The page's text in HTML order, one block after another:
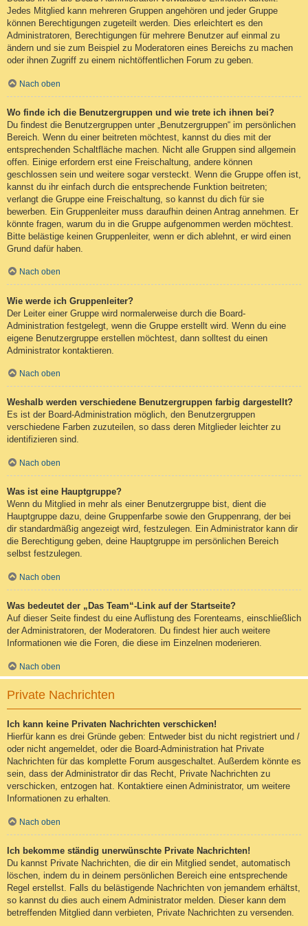
Jedes Mitglied kann mehreren Gruppen angehören und jeder Gruppe
können Berechtigungen zugeteilt werden. Dies erleichtert es den
Administratoren, Berechtigungen für mehrere Benutzer auf einmal zu
ändern und sie zum Beispiel zu Moderatoren eines Bereichs zu machen
oder ihnen Zugriff zu einem nichtöffentlichen Forum zu geben.
Nach oben
Wo finde ich die Benutzergruppen und wie trete ich ihnen bei?
Du findest die Benutzergruppen unter „Benutzergruppen“ im persönlichen
Bereich. Wenn du einer beitreten möchtest, kannst du dies mit der
entsprechenden Schaltfläche machen. Nicht alle Gruppen sind allgemein
offen. Einige erfordern erst eine Freischaltung, andere können
geschlossen sein und weitere sogar versteckt. Wenn die Gruppe offen ist,
kannst du ihr einfach durch die entsprechende Funktion beitreten;
verlangt die Gruppe eine Freischaltung, so kannst du dich für sie
bewerben. Ein Gruppenleiter muss daraufhin deinen Antrag annehmen. Er
könnte fragen, warum du in die Gruppe aufgenommen werden möchtest.
Bitte belästige keinen Gruppenleiter, wenn er dich ablehnt, er wird einen
Grund dafür haben.
Nach oben
Wie werde ich Gruppenleiter?
Der Leiter einer Gruppe wird normalerweise durch die Board-
Administration festgelegt, wenn die Gruppe erstellt wird. Wenn du eine
eigene Benutzergruppe erstellen möchtest, dann solltest du einen
Administrator kontaktieren.
Nach oben
Weshalb werden verschiedene Benutzergruppen farbig dargestellt?
Es ist der Board-Administration möglich, den Benutzergruppen
verschiedene Farben zuzuteilen, so dass deren Mitglieder leichter zu
identifizieren sind.
Nach oben
Was ist eine Hauptgruppe?
Wenn du Mitglied in mehr als einer Benutzergruppe bist, dient die
Hauptgruppe dazu, deine Gruppenfarbe sowie den Gruppenrang, der bei
dir standardmäßig angezeigt wird, festzulegen. Ein Administrator kann dir
die Berechtigung geben, deine Hauptgruppe im persönlichen Bereich
selbst festzulegen.
Nach oben
Was bedeutet der „Das Team“-Link auf der Startseite?
Auf dieser Seite findest du eine Auflistung des Forenteams, einschließlich
der Administratoren, der Moderatoren. Du findest hier auch weitere
Informationen wie die Foren, die diese im Einzelnen moderieren.
Nach oben
Private Nachrichten
Ich kann keine Privaten Nachrichten verschicken!
Hierfür kann es drei Gründe geben: Entweder bist du nicht registriert und /
oder nicht angemeldet, oder die Board-Administration hat Private
Nachrichten für das komplette Forum ausgeschaltet. Außerdem könnte es
sein, dass der Administrator dir das Recht, Private Nachrichten zu
verschicken, entzogen hat. Kontaktiere einen Administrator, um weitere
Informationen zu erhalten.
Nach oben
Ich bekomme ständig unerwünschte Private Nachrichten!
Du kannst Private Nachrichten, die dir ein Mitglied sendet, automatisch
löschen, indem du in deinem persönlichen Bereich eine entsprechende
Regel erstellst. Falls du belästigende Nachrichten von jemandem erhältst,
so kannst du dies auch einem Administrator melden. Dieser kann dem
betreffenden Mitglied dann verbieten, Private Nachrichten zu versenden.